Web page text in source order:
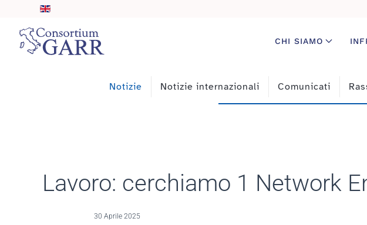
Skip to main content
CHI SIAMO
Notizie Notizie internazionali Comunicati
Lavoro: cerchiamo 1 Network
30 Aprile 2025